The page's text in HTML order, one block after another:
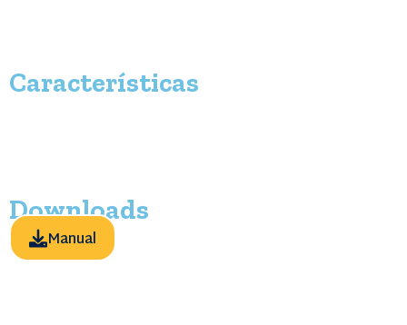
Características
Downloads
Manual